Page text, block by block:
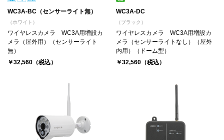
WC3A-BC（センサーライト無）
（ホワイト）
ワイヤレスカメラ WC3A用増設カ
メラ（屋外用）（センサーライト
無）
￥32,560（税込）
WC3A-DC
（ブラック）
ワイヤレスカメラ WC3A用増設カ
メラ（センサーライトなし）（屋外
内用）（ドーム型）
￥32,560（税込）